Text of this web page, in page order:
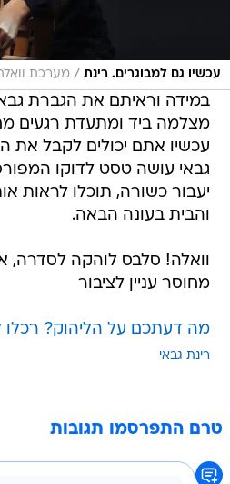
עכשיו גם למבוגרים. רינת / מערכת
במידה וראיתם את הגברת
מצלמה ביד ומתעדת רגעים
עכשיו אתם יכולים לקבל את
גבאי עושה טסט לדוקו
יעבור כשורה, תוכלו לראות
והבית בעונה הבאה.
וואלה! סלבס לוהקה לסדרה,
מחוסר עניין לציבור
מה דעתכם על הליהוק? רכלו
רינת גבאי
טרם התפרסמו תגובות